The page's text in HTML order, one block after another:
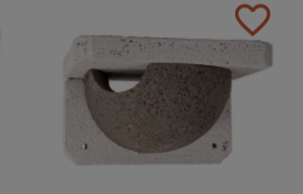
favorite_border